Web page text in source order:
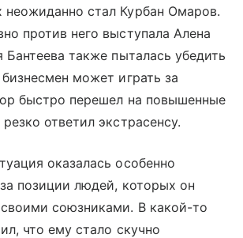
неожиданно стал Курбан Омаров.
против него выступала Алена
Бантеева также пыталась убедить
может играть за
быстро перешел на повышенные
ответил экстрасенсу.
оказалась особенно
позиции людей, которых он
союзниками. В какой-то
что ему стало скучно